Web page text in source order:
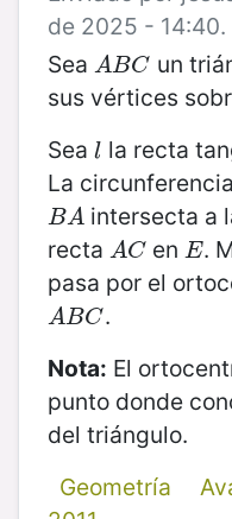
de 2025 - 14:40.
Sea A BC
ABC
un
sus vértices
Sea l
l la recta
La
BA
BA intersecta a
recta AC
AC en E
E .
pasa por el
A BC
ABC .
Nota: El
punto donde
del triángulo.
Geometría